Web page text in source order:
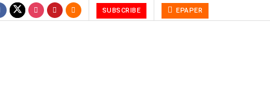
SUBSCRIBE EPAPER